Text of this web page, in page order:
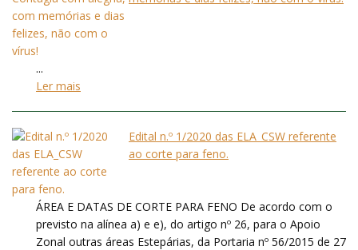
...
Ler mais
Edital n.º 1/2020 das ELA_CSW referente
ao corte para feno.
ÁREA E DATAS DE CORTE PARA FENO De acordo com o
previsto na alínea a) e e), do artigo nº 26, para o Apoio
Zonal outras áreas Estepárias, da Portaria nº 56/2015 de 27